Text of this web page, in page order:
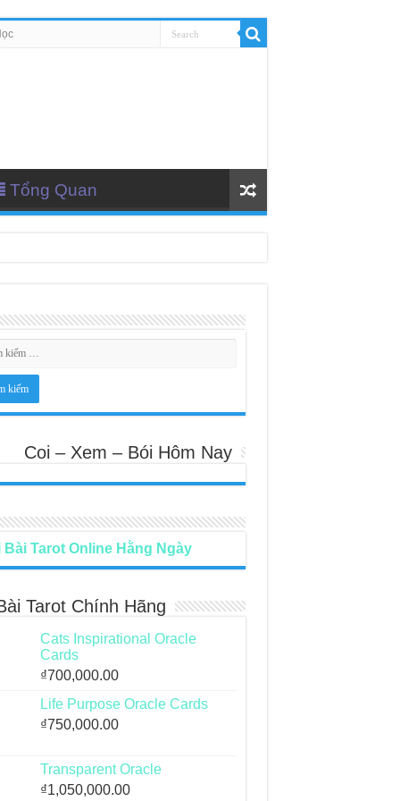
Tổng Quan
Coi – Xem – Bói Hôm Nay
Bài Tarot Online Hằng Ngày
Tarot Chính Hãng
Cats Inspirational Oracle
Cards
₫700,000.00
Life Purpose Oracle Cards
₫750,000.00
Transparent Oracle
₫1,050,000.00